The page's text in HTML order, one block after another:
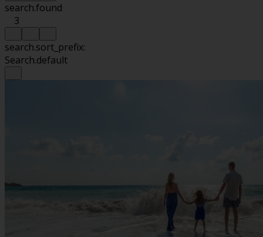
search.found
3
search.sort_prefix:
Search.default